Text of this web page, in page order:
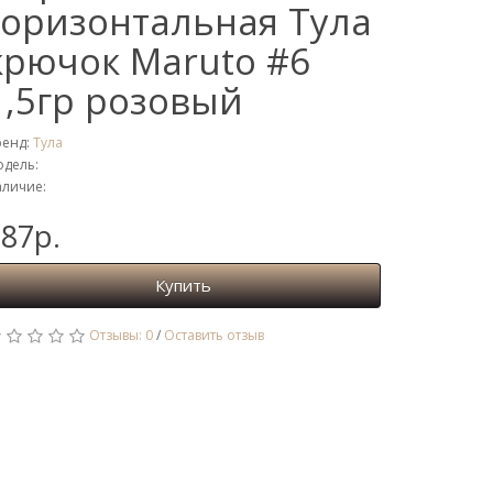
Тула
Maruto #6
розовый
Тула
Купить
Отзывы: 0/ Оставить отзыв